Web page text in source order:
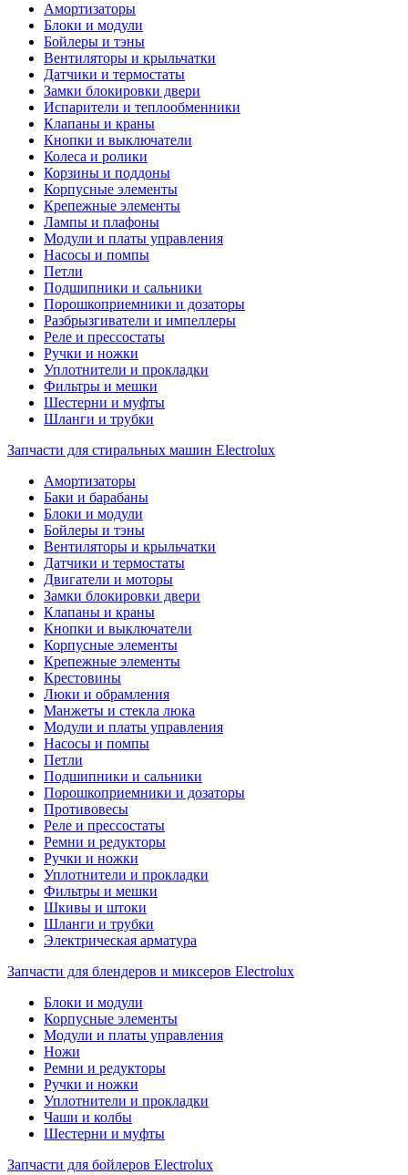
Амортизаторы
Блоки и модули
Бойлеры и тэны
Вентиляторы и крыльчатки
Датчики и термостаты
Замки блокировки двери
Испарители и теплообменники
Клапаны и краны
Кнопки и выключатели
Колеса и ролики
Корзины и поддоны
Корпусные элементы
Крепежные элементы
Лампы и плафоны
Модули и платы управления
Насосы и помпы
Петли
Подшипники и сальники
Порошкоприемники и дозаторы
Разбрызгиватели и импеллеры
Реле и прессостаты
Ручки и ножки
Уплотнители и прокладки
Фильтры и мешки
Шестерни и муфты
Шланги и трубки
Запчасти для стиральных машин Electrolux
Амортизаторы
Баки и барабаны
Блоки и модули
Бойлеры и тэны
Вентиляторы и крыльчатки
Датчики и термостаты
Двигатели и моторы
Замки блокировки двери
Клапаны и краны
Кнопки и выключатели
Корпусные элементы
Крепежные элементы
Крестовины
Люки и обрамления
Манжеты и стекла люка
Модули и платы управления
Насосы и помпы
Петли
Подшипники и сальники
Порошкоприемники и дозаторы
Противовесы
Реле и прессостаты
Ремни и редукторы
Ручки и ножки
Уплотнители и прокладки
Фильтры и мешки
Шкивы и штоки
Шланги и трубки
Электрическая арматура
Запчасти для блендеров и миксеров Electrolux
Блоки и модули
Корпусные элементы
Модули и платы управления
Ножи
Ремни и редукторы
Ручки и ножки
Уплотнители и прокладки
Чаши и колбы
Шестерни и муфты
Запчасти для бойлеров Electrolux